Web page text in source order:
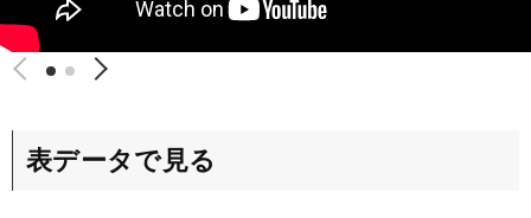
表データで見る